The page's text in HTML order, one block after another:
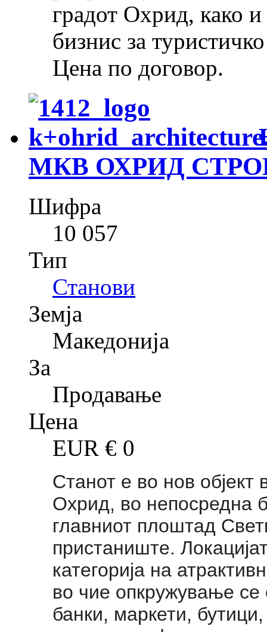
градот Охрид, како и
бизнис за
Цена по договор.
МКВ ОХРИД
Шифра
10 057
Тип
Станови
Земја
Македонија
За
Продавање
Цена
EUR € 0
Станот е во нов објект
Охрид, во непосредна
главниот плоштад
пристаниште.
категорија на
во чие опкружување се
банки, маркети,